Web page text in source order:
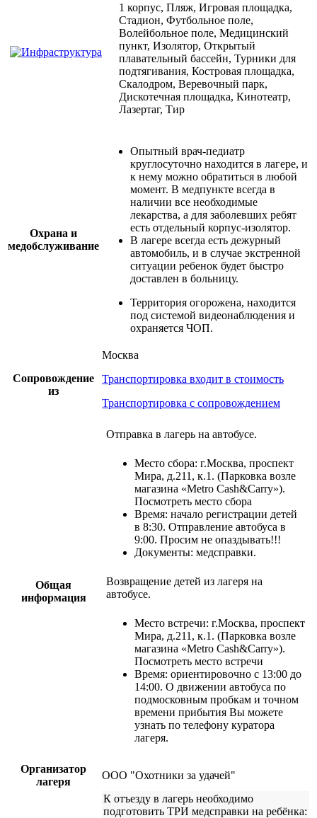
1 корпус, Пляж, Игровая площадка,
Стадион, Футбольное поле,
Волейбольное поле, Медицинский
пункт, Изолятор, Открытый
плавательный бассейн, Турники для
подтягивания, Костровая площадка,
Скалодром, Веревочный парк,
Дискотечная площадка, Кинотеатр,
Лазертаг, Тир
Охрана и
медобслуживание
Опытный врач-педиатр
круглосуточно находится в лагере, и
к нему можно обратиться в любой
момент. В медпункте всегда в
наличии все необходимые
лекарства, а для заболевших ребят
есть отдельный корпус-изолятор.
В лагере всегда есть дежурный
автомобиль, и в случае экстренной
ситуации ребенок будет быстро
доставлен в больницу.
Территория огорожена, находится
под системой видеонаблюдения и
охраняется ЧОП.
Сопровождение
из
Москва
Транспортировка входит в стоимость
Транспортировка с сопровождением
Общая
информация
Отправка в лагерь на автобусе.
Место сбора: г.Москва, проспект
Мира, д.211, к.1. (Парковка возле
магазина «Metro Cash&Carry»).
Посмотреть место сбора
Время: начало регистрации детей
в 8:30. Отправление автобуса в
9:00. Просим не опаздывать!!!
Документы: медсправки.
Возвращение детей из лагеря на
автобусе.
Место встречи: г.Москва, проспект
Мира, д.211, к.1. (Парковка возле
магазина «Metro Cash&Carry»).
Посмотреть место встречи
Время: ориентировочно с 13:00 до
14:00. О движении автобуса по
подмосковным пробкам и точном
времени прибытия Вы можете
узнать по телефону куратора
лагеря.
Организатор
лагеря
ООО "Охотники за удачей"
К отъезду в лагерь необходимо
подготовить ТРИ медсправки на ребёнка: